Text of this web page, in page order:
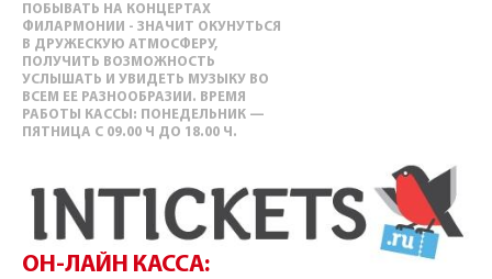
ПОБЫВАТЬ НА КОНЦЕРТАХ
ФИЛАРМОНИИ - ЗНАЧИТ ОКУНУТЬСЯ
В ДРУЖЕСКУЮ АТМОСФЕРУ,
ПОЛУЧИТЬ ВОЗМОЖНОСТЬ
УСЛЫШАТЬ И УВИДЕТЬ МУЗЫКУ ВО
ВСЕМ ЕЕ РАЗНООБРАЗИИ. ВРЕМЯ
РАБОТЫ КАССЫ: ПОНЕДЕЛЬНИК —
ПЯТНИЦА С 09.00 Ч ДО 18.00 Ч.
ОН-ЛАЙН КАССА: